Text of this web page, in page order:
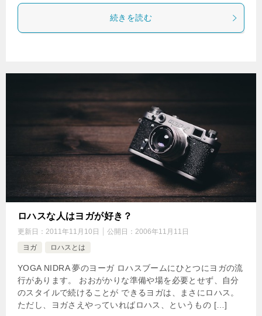
続きを読む
ロハスな人はヨガが好き？
更新日： 2011年11月10日 公開日： 2006年11月11日
ヨガ
ロハスとは
YOGA NIDRA 夢のヨーガ ロハスブームにひとつにヨガの流
行があります。 おおがかりな準備や場を必要とせず、自分
のスタイルで続けることが できるヨガは、まさにロハス。
ただし、ヨガさえやっていればロハス、というもの […]